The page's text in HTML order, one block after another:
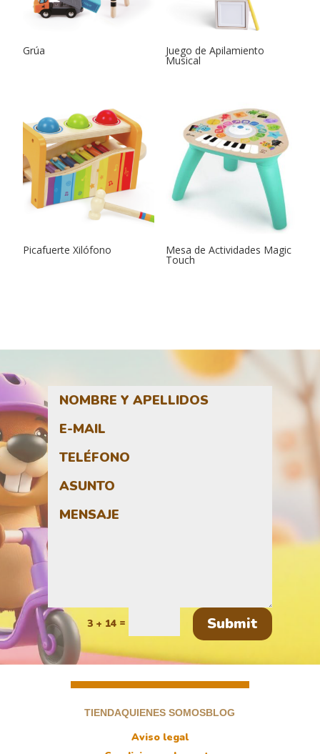
Grúa Juego de Apilamiento
Musical
Picafuerte Xilófono Mesa de Actividades Magic
Touch
3 + 14= Submit
TIENDAQUIENES SOMOSBLOG
Aviso legal